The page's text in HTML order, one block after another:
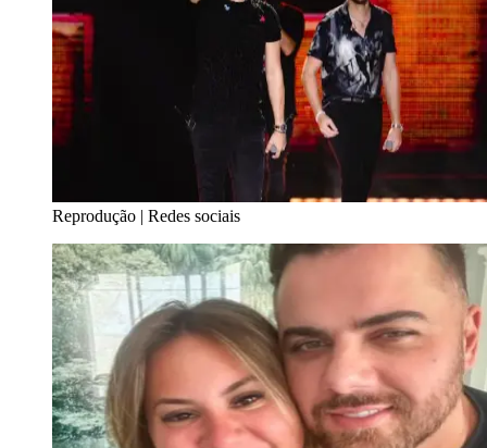
Reprodução | Redes sociais